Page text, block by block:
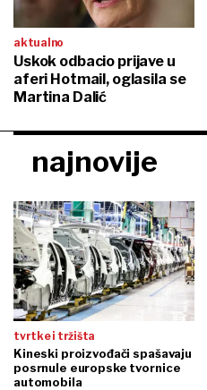
aktualno
Uskok odbacio prijave u
aferi Hotmail, oglasila se
Martina Dalić
najnovije
tvrtke i tržišta
Kineski proizvođači spašavaju
posrnule europske tvornice
automobila